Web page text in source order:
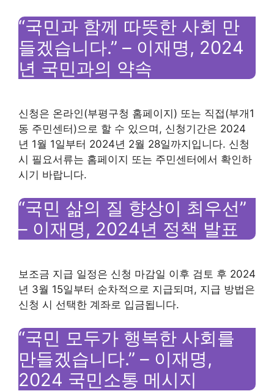
“국민과 함께 따뜻한 사회 만
들겠습니다.” – 이재명, 2024
년 국민과의 약속
신청은 온라인(부평구청 홈페이지) 또는 직접(부개1
동 주민센터)으로 할 수 있으며, 신청기간은 2024
년 1월 1일부터 2024년 2월 28일까지입니다. 신청
시 필요서류는 홈페이지 또는 주민센터에서 확인하
시기 바랍니다.
“국민 삶의 질 향상이 최우선”
– 이재명, 2024년 정책 발표
보조금 지급 일정은 신청 마감일 이후 검토 후 2024
년 3월 15일부터 순차적으로 지급되며, 지급 방법은
신청 시 선택한 계좌로 입금됩니다.
“국민 모두가 행복한 사회를
만들겠습니다.” – 이재명,
2024 국민소통 메시지